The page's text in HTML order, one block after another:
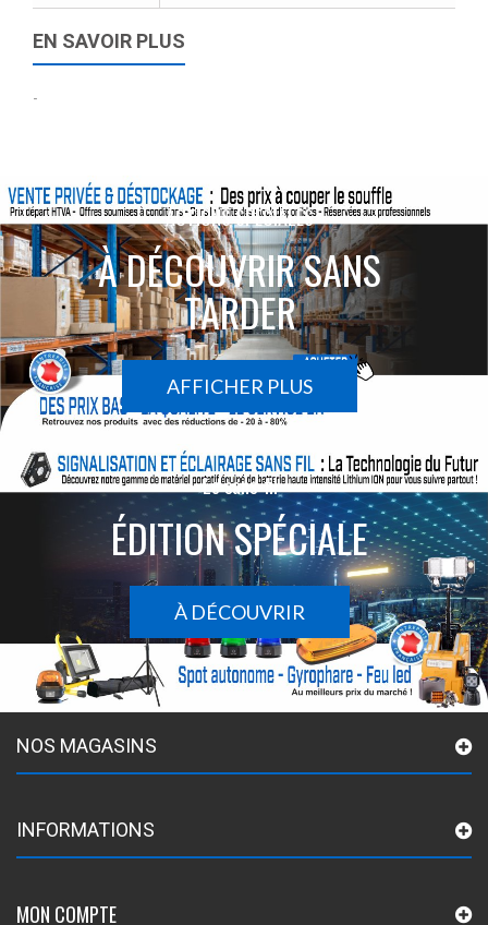
EN SAVOIR PLUS
-
ACTIONS SPÉCIALES
À DÉCOUVRIR SANS
TARDER
AFFICHER PLUS
Le sans-fil
ÉDITION SPÉCIALE
À DÉCOUVRIR
NOS MAGASINS
INFORMATIONS
MON COMPTE